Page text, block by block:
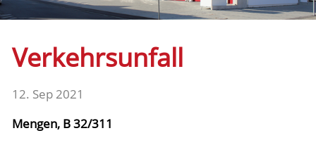
Fachdienste
Fahrzeuge
Verkehrsunfall
12. Sep 2021
Mengen, B 32/311